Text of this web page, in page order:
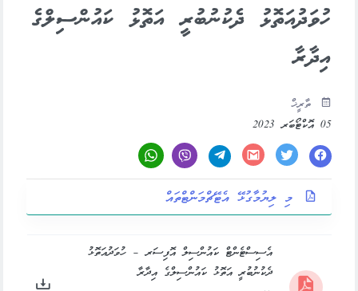
ހުވަދުއަތޮޅު ދެކުނުބުރީ އަތޮޅު ކައުންސިލްގެ
އިދާރާ
ތާރީޚް
05 އޮކްޓޯބަރ 2023
މި ލިޔުމާގުޅޭ އެޓޭޗްމަންޓްތައް
އެސިސްޓެންޓް ކައުންސިލް އޮފިސަރ – ހުވަދުއަތޮޅު
ދެކުނުބުރީ އަތޮޅު ކައުންސިލްގެ އިދާރާ